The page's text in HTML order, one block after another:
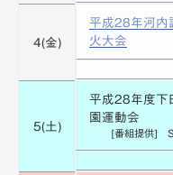
4(金)
平成28年河内
火大会
5(土)
平成28年度
園運動会
[番組提供]